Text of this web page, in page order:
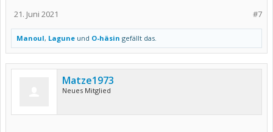
#7
21. Juni 2021
Manoul, Lagune und O-häsin gefällt das.
Matze1973
Neues Mitglied